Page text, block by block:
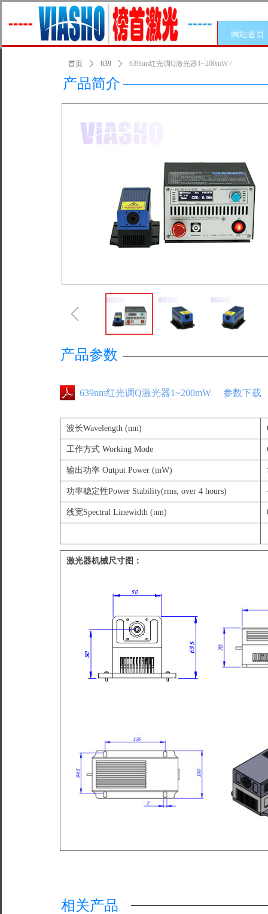
网站首页
639nm红光调Q激光器1~200mW 参数下载
波长Wavelength (nm)
工作方式 Working Mode
输出功率 Output Power (mW)
功率稳定性Power Stability(rms, over 4 hours)
线宽Spectral Linewidth (nm)
激光器机械尺寸图：
相关产品
产品简介
首页 ꄲ 639 ꄲ 639nm红光调Q激光器1~200mW /
产品参数
ꁆ